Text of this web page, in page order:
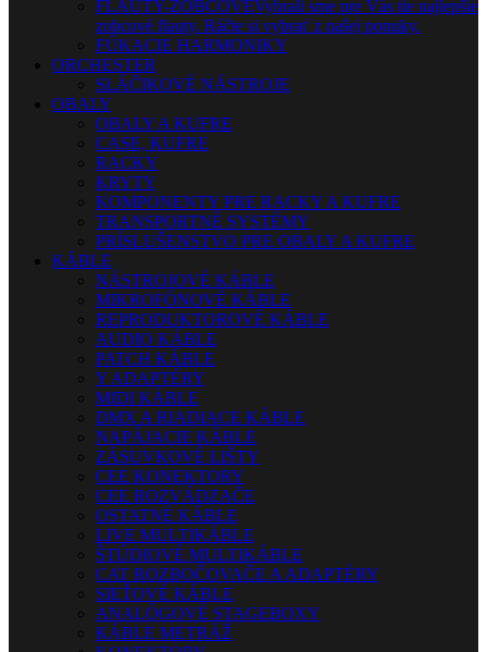
FLAUTY-ZOBCOVÉVybrali sme pre Vás tie najlepšie
zobcové flauty. Ráčte si vybrať z našej ponuky.
FÚKACIE HARMONIKY
ORCHESTER
SLÁČIKOVÉ NÁSTROJE
OBALY
OBALY A KUFRE
CASE, KUFRE
RACKY
KRYTY
KOMPONENTY PRE RACKY A KUFRE
TRANSPORTNÉ SYSTÉMY
PRÍSLUŠENSTVO PRE OBALY A KUFRE
KÁBLE
NÁSTROJOVÉ KÁBLE
MIKROFÓNOVÉ KÁBLE
REPRODUKTOROVÉ KÁBLE
AUDIO KÁBLE
PATCH KÁBLE
Y ADAPTÉRY
MIDI KÁBLE
DMX A RIADIACE KÁBLE
NAPÁJACIE KÁBLE
ZÁSUVKOVÉ LIŠTY
CEE KONEKTORY
CEE ROZVÁDZAČE
OSTATNÉ KÁBLE
LIVE MULTIKÁBLE
ŠTÚDIOVÉ MULTIKÁBLE
CAT ROZBOČOVAČE A ADAPTÉRY
SIEŤOVÉ KÁBLE
ANALÓGOVÉ STAGEBOXY
KÁBLE METRÁŽ